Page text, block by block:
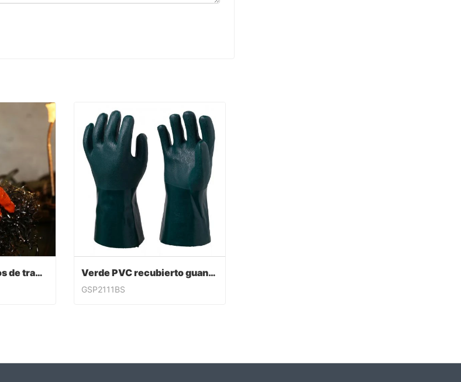
Guantes recubiertos de trabajo de PVC Verde PVC recubierto guantes acabado sandy
GSP2111BS